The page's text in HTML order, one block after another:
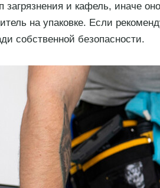
загрязнения и кафель, иначе
на упаковке. Если
собственной безопасности.